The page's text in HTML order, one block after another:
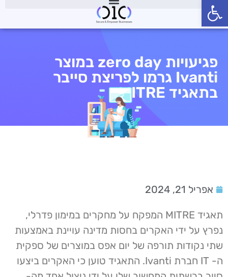
פתח סרגל נגישות
פגיעויות zero day במוצר
Ivanti גרמו לפריצת סייבר
בתאגיד MITRE
אפריל 21, 2024
תאגיד MITRE המפקח על מחקרים במימון פדרלי,
נפרץ על ידי האקרים בחסות מדינה עויינת באמצעות
שתי נקודות תורפה של יום אפס במוצרים של ספקית
ה- IT חברת Ivanti. התאגיד טוען כי האקרים ביצעו